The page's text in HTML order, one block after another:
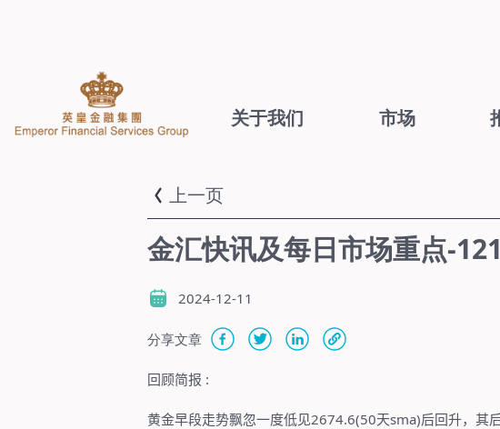
关于我们 市场
上一页
金汇快讯及每日市场重点-
2024-12-11
分享文章
回顾简报 :
黄金早段走势飘忽一度低见2674.6(50天sma)后回升，其